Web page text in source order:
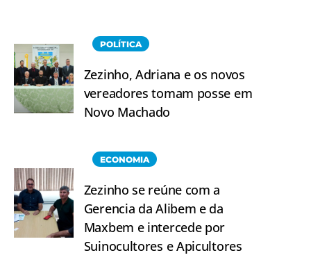
POLÍTICA
Zezinho, Adriana e os novos
vereadores tomam posse em
Novo Machado
ECONOMIA
Zezinho se reúne com a
Gerencia da Alibem e da
Maxbem e intercede por
Suinocultores e Apicultores